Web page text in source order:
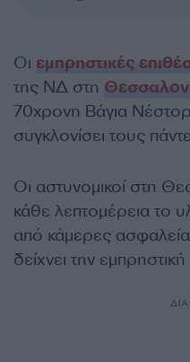
Οι εμπρηστικές
της ΝΔ στη
70χρονη Βάγια
συγκλονίσει τους
Οι αστυνομικοί στη
κάθε λεπτομέρεια το
από κάμερες
δείχνει την